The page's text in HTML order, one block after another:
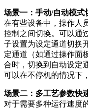
场景一：手动/自动模式
在有些设备中，操作人
控制之间切换。可以通
子设置为设定通道切换
定通道（如通过操作面
合时，切换到自动设定
可以在不停机的情况下
场景二：多工艺参数快
对于需要多种运行速度